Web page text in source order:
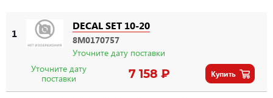
1
DECAL SET 10-20
8M0170757
Уточните дату поставки
Уточните дату
поставки
7 158 ₽ Купить